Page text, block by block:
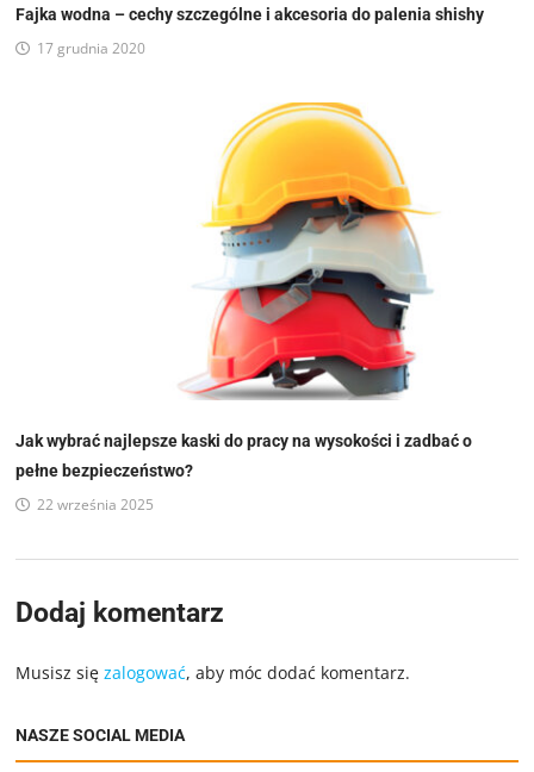
Fajka wodna – cechy szczególne i akcesoria do palenia shishy
17 grudnia 2020
Jak wybrać najlepsze kaski do pracy na wysokości i zadbać o
pełne bezpieczeństwo?
22 września 2025
Dodaj komentarz
Musisz sięzalogować, aby móc dodać komentarz.
NASZE SOCIAL MEDIA